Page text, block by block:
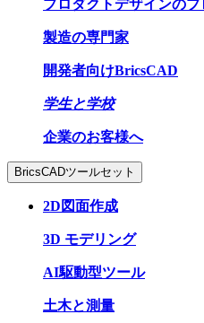
プロダクトデザインの
製造の専門家
開発者向けBricsCAD
学生と学校
企業のお客様へ
BricsCADツールセット
2D図面作成
3D モデリング
AI駆動型ツール
土木と測量